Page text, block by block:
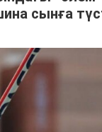
сынға